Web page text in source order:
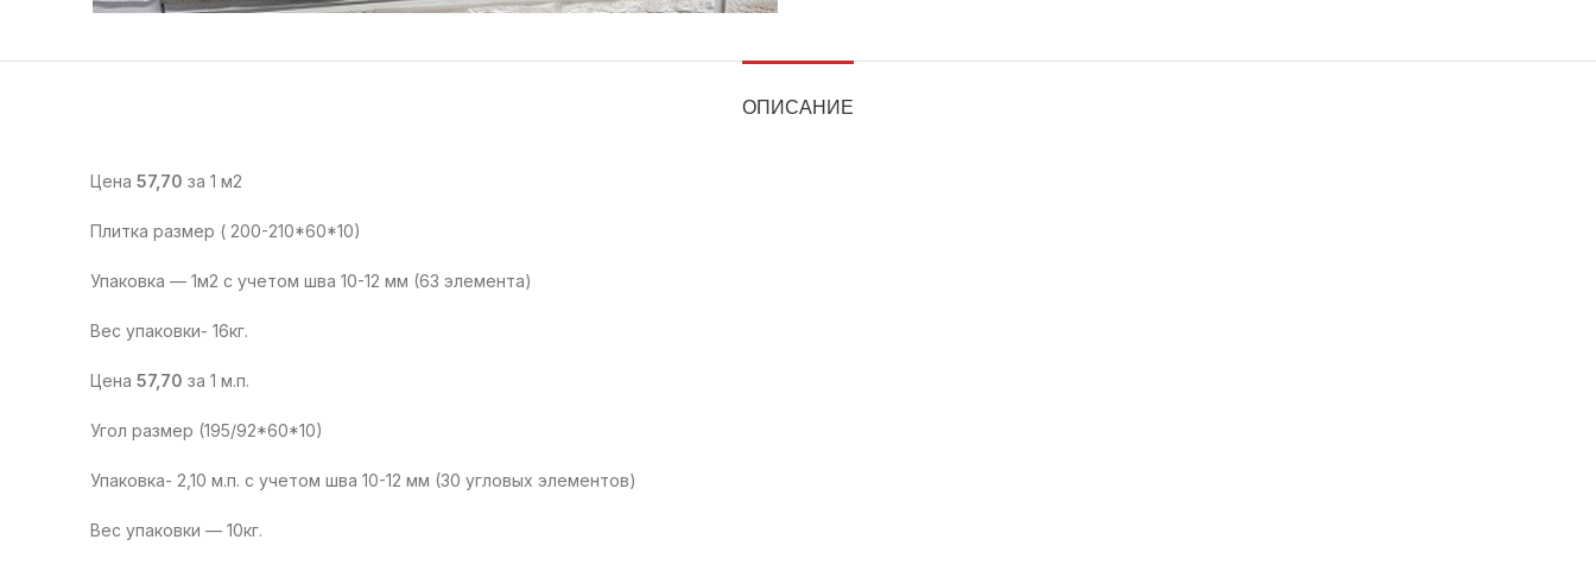
ОПИСАНИЕ
Цена 57,70 за 1 м2
Плитка размер ( 200-210*60*10)
Упаковка — 1м2 с учетом шва 10-12 мм (63 элемента)
Вес упаковки- 16кг.
Цена 57,70 за 1 м.п.
Угол размер (195/92*60*10)
Упаковка- 2,10 м.п. с учетом шва 10-12 мм (30 угловых элементов)
Вес упаковки — 10кг.